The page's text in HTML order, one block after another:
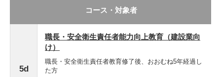
コース・対象者
5d
職長・安全衛生責任者能力向上教育（建設業向
け）
職長・安全衛生責任者教育修了後、おおむね5年経過し
た方